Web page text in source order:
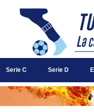
Serie C Serie D